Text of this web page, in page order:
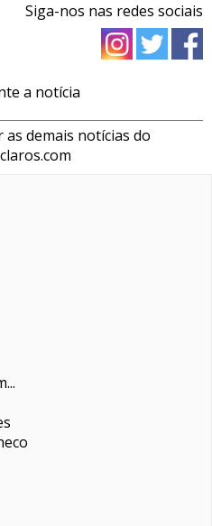
Siga-nos nas redes sociais
a notícia
as demais notícias do